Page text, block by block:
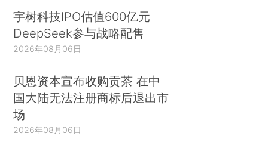
宇树科技IPO估值600亿元
DeepSeek参与战略配售
2026年08月06日
贝恩资本宣布收购贡茶 在中
国大陆无法注册商标后退出市
场
2026年08月06日